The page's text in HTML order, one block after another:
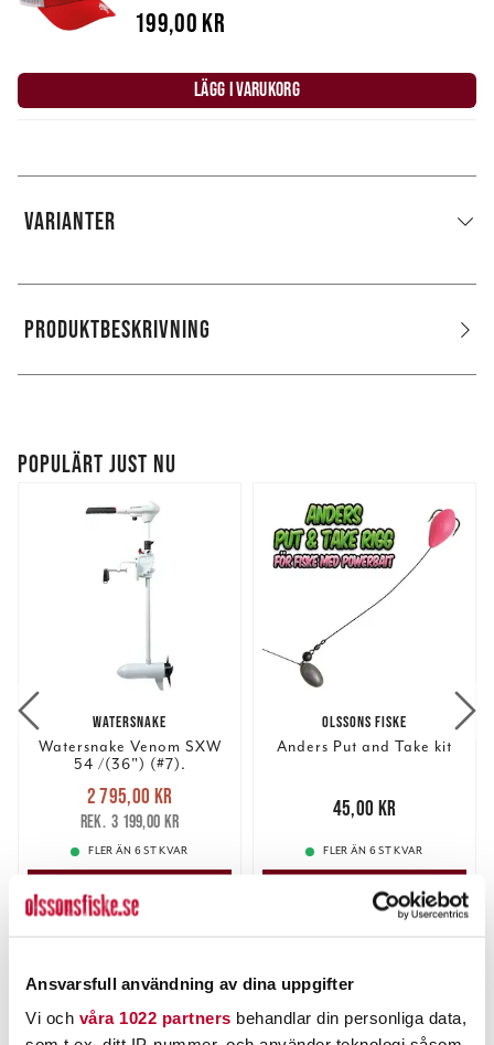
Ansvarsfull användning av dina uppgifter
Vi och våra 1022 partners behandlar din personliga data,
199,00 kr
LÄGG I VARUKORG
VARIANTER
PRODUKTBESKRIVNING
POPULÄRT JUST NU
WATERSNAKE
Watersnake Venom SXW
54 /(36") (#7).
Nuvarande pris
2 795,00 krTidigare pris
3 199,00 kr
2 795,00 kr
3 199,00 kr
FLER ÄN 6 ST KVAR
LÄGG I VARUKORGEN
OLSSONS FISKE
Anders Put and Take kit
45,00 kr
45,00 kr
FLER ÄN 6 ST KVAR
LÄGG I VARUKORGEN
ANDRA TITTADE OCKSÅ PÅ